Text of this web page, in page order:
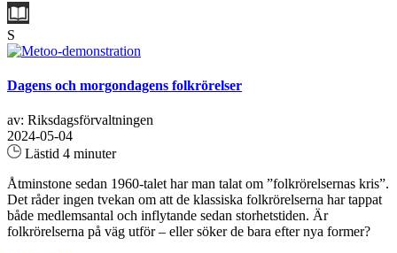
S
Dagens och morgondagens folkrörelser
av: Riksdagsförvaltningen
2024-05-04
Lästid 4 minuter
Åtminstone sedan 1960-talet har man talat om ”folkrörelsernas kris”.
Det råder ingen tvekan om att de klassiska folkrörelserna har tappat
både medlemsantal och inflytande sedan storhetstiden. Är
folkrörelserna på väg utför – eller söker de bara efter nya former?